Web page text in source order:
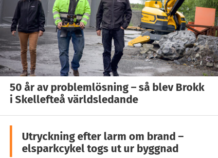
50 år av problemlösning – så blev Brokk
i Skellefteå världsledande
Utryckning efter larm om brand –
elsparkcykel togs ut ur byggnad